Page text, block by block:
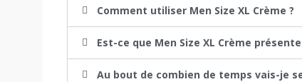
Comment utiliser Men Size XL Crème ?
Est-ce que Men Size XL Crème
Au bout de combien de temps vais-je